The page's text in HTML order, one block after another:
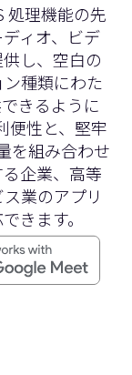
処理機能の先
ィオ、ビデ
し、空白の
種類にわた
きるように
便性と、堅牢
を組み合わせ
企業、高等
業のアプリ
きます。